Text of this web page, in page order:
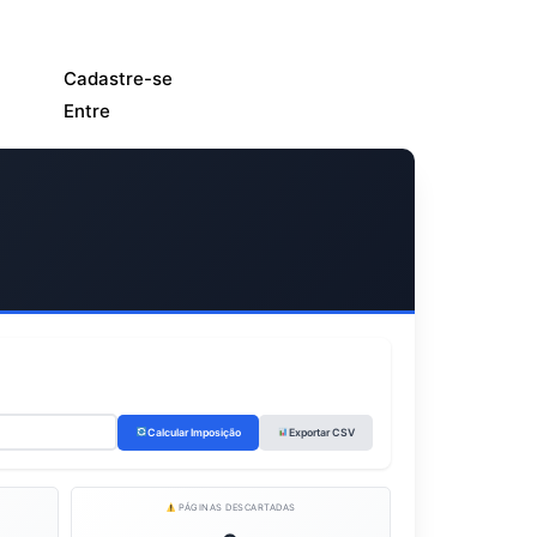
Cadastre-se
Entre
Calcular Imposição Exportar CSV
PÁGINAS DESCARTADAS